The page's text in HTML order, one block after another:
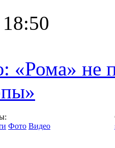
не
Фото Видео